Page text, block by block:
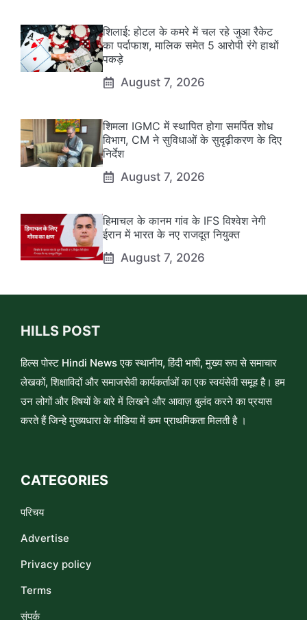
शिलाई: होटल के कमरे में चल रहे जुआ रैकेट
का पर्दाफाश, मालिक समेत 5 आरोपी रंगे हाथों
पकड़े
August 7, 2026
शिमला IGMC में स्थापित होगा समर्पित शोध
विभाग, CM ने सुविधाओं के सुदृढ़ीकरण के दिए
निर्देश
August 7, 2026
हिमाचल के कानम गांव के IFS विश्वेश नेगी
ईरान में भारत के नए राजदूत नियुक्त
August 7, 2026
HILLS POST
हिल्स पोस्ट Hindi News एक स्थानीय, हिंदी भाषी, मुख्य रूप से समाचार
लेखकों, शिक्षाविदों और समाजसेवी कार्यकर्ताओं का एक स्वयंसेवी समूह है। हम
उन लोगों और विषयों के बारे में लिखने और आवाज़ बुलंद करने का प्रयास
करते हैं जिन्हे मुख्यधारा के मीडिया में कम प्राथमिकता मिलती है ।
CATEGORIES
परिचय
Advertise
Privacy policy
Terms
संपर्क